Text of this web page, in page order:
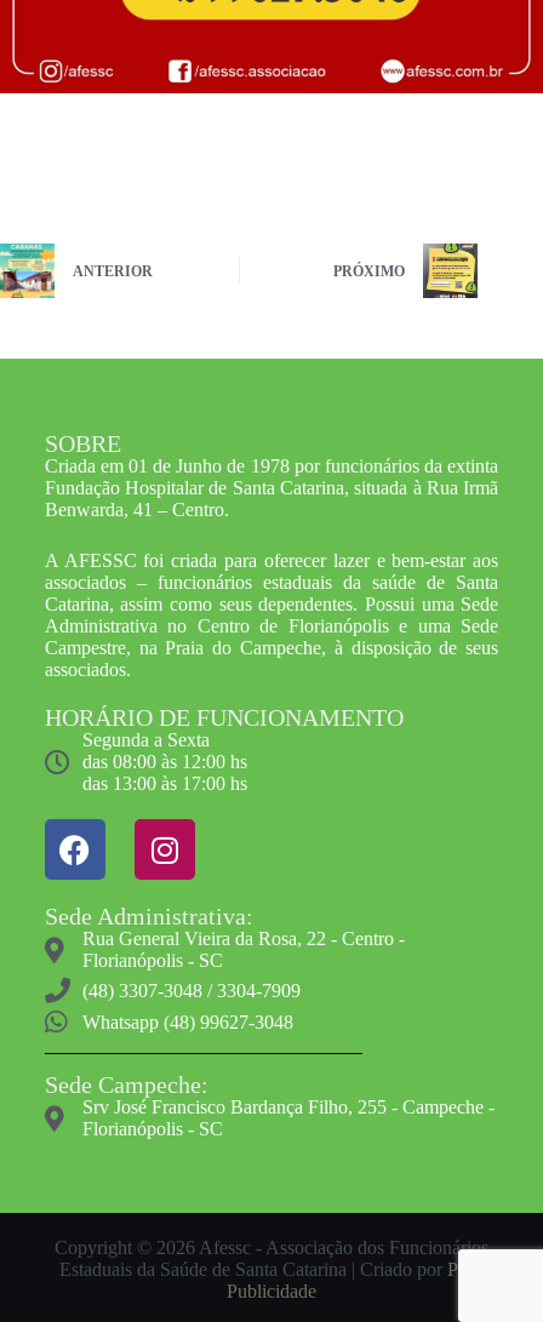
ANTERIOR PRÓXIMO
SOBRE
Criada em 01 de Junho de 1978 por funcionários da extinta
Fundação Hospitalar de Santa Catarina, situada à Rua Irmã
Benwarda, 41 – Centro.
A AFESSC foi criada para oferecer lazer e bem-estar aos
associados – funcionários estaduais da saúde de Santa
Catarina, assim como seus dependentes. Possui uma Sede
Administrativa no Centro de Florianópolis e uma Sede
Campestre, na Praia do Campeche, à disposição de seus
associados.
HORÁRIO DE FUNCIONAMENTO
Segunda a Sexta
das 08:00 às 12:00 hs
das 13:00 às 17:00 hs
Sede Administrativa:
Rua General Vieira da Rosa, 22 - Centro -
Florianópolis - SC
(48) 3307-3048 / 3304-7909
Whatsapp (48) 99627-3048
Sede Campeche:
Srv José Francisco Bardança Filho, 255 - Campeche -
Florianópolis - SC
Copyright © 2026 Afessc - Associação dos Funcionários
Estaduais da Saúde de Santa Catarina | Criado por Pluri
Publicidade